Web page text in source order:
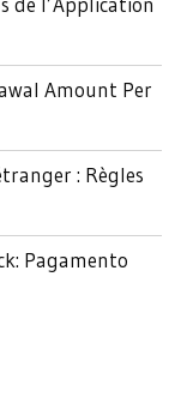
Amount Per
: Règles
Pagamento